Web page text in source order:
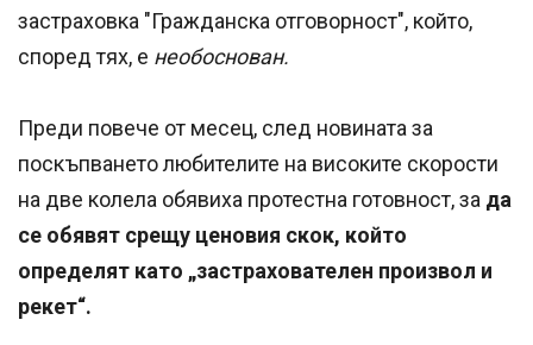
застраховка "Гражданска отговорност", който,
според тях, е необоснован.
Преди повече от месец, след новината за
поскъпването любителите на високите скорости
на две колела обявиха протестна готовност, за да
се обявят срещу ценовия скок, който
определят като „застрахователен произвол и
рекет“.